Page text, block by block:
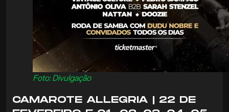
Foto: Divulgação
CAMAROTE ALLEGRIA | 22 DE